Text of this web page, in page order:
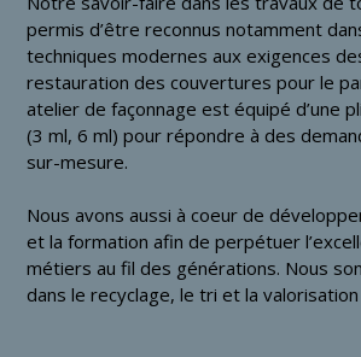
permis d’être reconnus notamment
techniques modernes aux exigences
restauration des couvertures pour le
atelier de façonnage est équipé d’une
(3 ml, 6 ml) pour répondre à des
sur-mesure.
Nous avons aussi à coeur de
et la formation afin de perpétuer
métiers au fil des générations. Nous
dans le recyclage, le tri et la